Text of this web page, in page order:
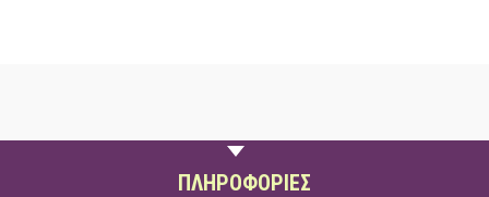
ΠΛΗΡΟΦΟΡΙΕΣ